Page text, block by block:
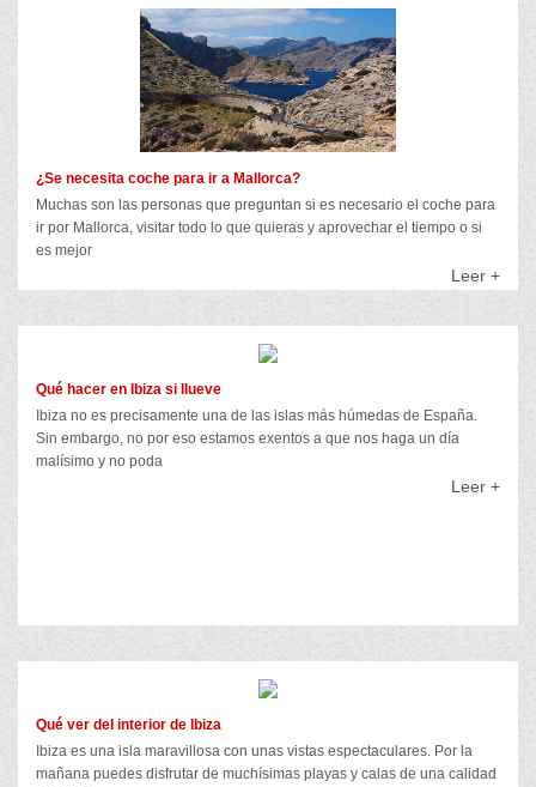
¿Se necesita coche para ir a Mallorca?
Muchas son las personas que preguntan si es necesario el coche para
ir por Mallorca, visitar todo lo que quieras y aprovechar el tiempo o si
es mejor
Leer +
Qué hacer en Ibiza si llueve
Ibiza no es precisamente una de las islas más húmedas de España.
Sin embargo, no por eso estamos exentos a que nos haga un día
malísimo y no poda
Leer +
Qué ver del interior de Ibiza
Ibiza es una isla maravillosa con unas vistas espectaculares. Por la
mañana puedes disfrutar de muchísimas playas y calas de una calidad